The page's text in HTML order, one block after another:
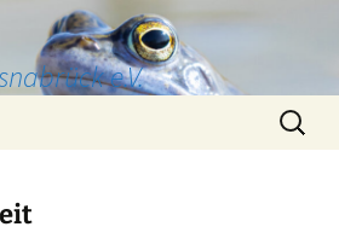
e.V.
Suchen
nach: